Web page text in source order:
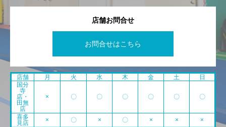
店舗お問合せ
お問合せはこちら
店舗 月 火 水 木 金 土
日
国分
寺
店・
田無
店
× 〇 〇 〇 〇 〇 〇
喜多
見店
× 〇 × 〇 × ×
×